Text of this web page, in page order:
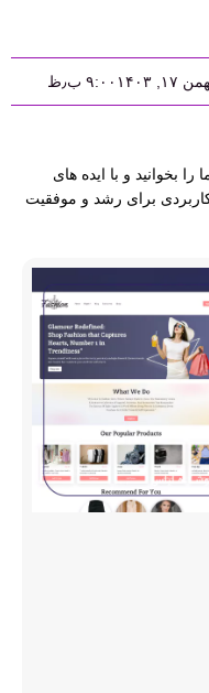
۱۷, ۱۴۰۳ ۹:۰۰ ب٫ظ
بخوانید و با ایده های
کاربردی برای رشد و موفقیت